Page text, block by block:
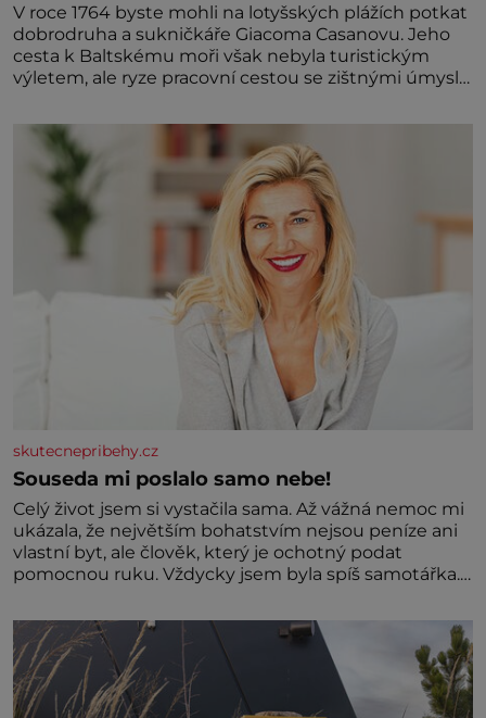
V roce 1764 byste mohli na lotyšských plážích potkat
dobrodruha a sukničkáře Giacoma Casanovu. Jeho
cesta k Baltskému moři však nebyla turistickým
výletem, ale ryze pracovní cestou se zištnými úmysly.
procházel uličkami lotyšské Rigy? Casanova v Pobaltí
kontaktoval tamní zednářské lóže. Nebyl v této
oblasti žádným nováčkem, protože do zednářské
skutecnepribehy.cz
Souseda mi poslalo samo nebe!
Celý život jsem si vystačila sama. Až vážná nemoc mi
ukázala, že největším bohatstvím nejsou peníze ani
vlastní byt, ale člověk, který je ochotný podat
pomocnou ruku. Vždycky jsem byla spíš samotářka.
ani partnera. Stačily mi knihy, práce a hlavně klid.
Hned po studiích jsem odešla z rodného města,